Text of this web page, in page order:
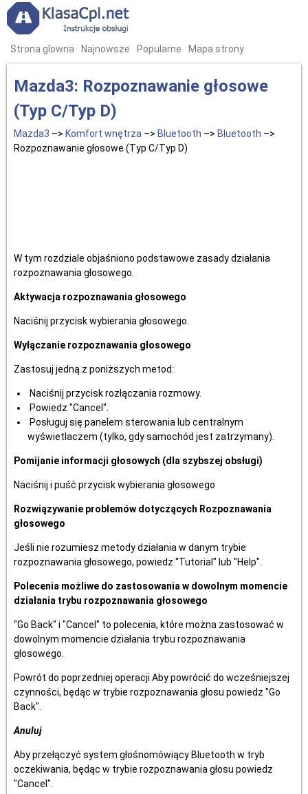
Strona glowna Najnowsze Popularne Mapa strony
Mazda3: Rozpoznawanie głosowe
(Typ C/Typ D)
Mazda3 –> Komfort wnętrza –> Bluetooth –> Bluetooth –>
Rozpoznawanie głosowe (Typ C/Typ D)
W tym rozdziale objaśniono podstawowe zasady działania
rozpoznawania głosowego.
Aktywacja rozpoznawania głosowego
Naciśnij przycisk wybierania głosowego.
Wyłączanie rozpoznawania głosowego
Zastosuj jedną z poniższych metod:
Naciśnij przycisk rozłączania rozmowy.
Powiedz "Cancel".
Posługuj się panelem sterowania lub centralnym
wyświetlaczem (tylko, gdy samochód jest zatrzymany).
Pomijanie informacji głosowych (dla szybszej obsługi)
Naciśnij i puść przycisk wybierania głosowego
Rozwiązywanie problemów dotyczących Rozpoznawania
głosowego
Jeśli nie rozumiesz metody działania w danym trybie
rozpoznawania głosowego, powiedz "Tutorial" lub "Help".
Polecenia możliwe do zastosowania w dowolnym momencie
działania trybu rozpoznawania głosowego
"Go Back" i "Cancel" to polecenia, które można zastosować w
dowolnym momencie działania trybu rozpoznawania
głosowego.
Powrót do poprzedniej operacji Aby powrócić do wcześniejszej
czynności, będąc w trybie rozpoznawania głosu powiedz "Go
Back".
Anuluj
Aby przełączyć system głośnomówiący Bluetooth w tryb
oczekiwania, będąc w trybie rozpoznawania głosu powiedz
"Cancel".